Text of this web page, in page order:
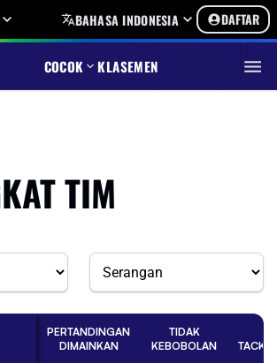
BAHASA INDONESIA DAFTAR
COCOK KLASEMEN
TIM
PERTANDINGAN
DIMAINKAN
TIDAK
KEBOBOLAN